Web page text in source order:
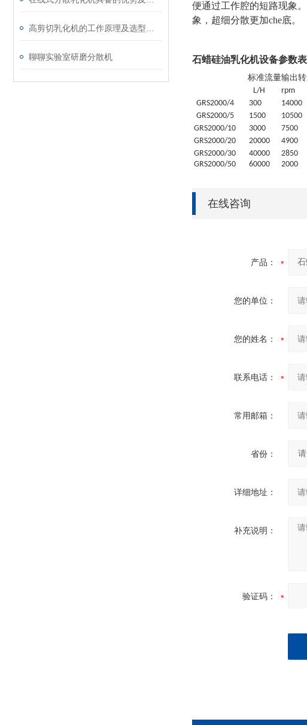
聊聊实验室研磨分散机
便通过工作腔的短路现象
象，超细分散更加che底。
石蜡硅油乳化机设备参数表
标准流量输出
L/H
rpm
GRS2000/4 300 14000
GRS2000/5 1500 10500
GRS2000/10 3000 7500
GRS2000/20 20000 4900
GRS2000/30 40000 2850
GRS2000/50 60000 2000
在线咨询
产品：
您的单位：
您的姓名：
联系电话：
常用邮箱：
省份：
详细地址：
补充说明：
验证码：